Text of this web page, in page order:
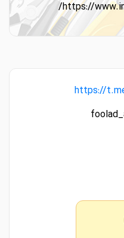
https://